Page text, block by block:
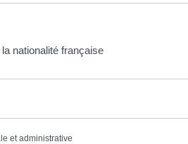
nationalité française
et administrative